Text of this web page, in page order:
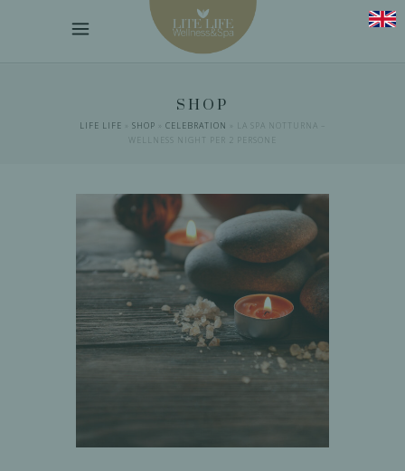
SHOP
LIFE LIFE SHOP CELEBRATION
LA SPA NOTTURNA –
WELLNESS NIGHT PER 2 PERSONE